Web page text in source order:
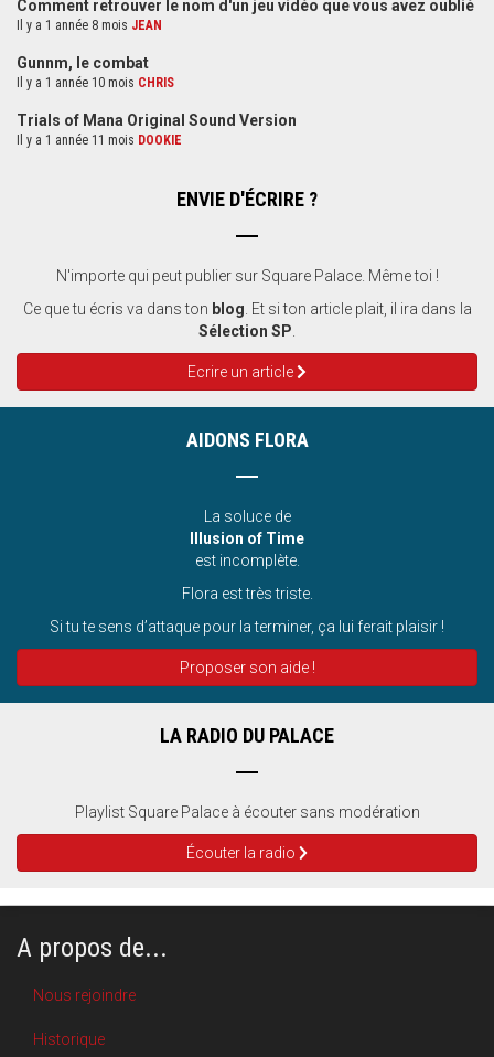
Comment retrouver le nom d'un jeu vidéo que vous avez oublié
Il y a 1 année 8 mois JEAN
Gunnm, le combat
Il y a 1 année 10 mois CHRIS
Trials of Mana Original Sound Version
Il y a 1 année 11 mois DOOKIE
ENVIE D'ÉCRIRE ?
N'importe qui peut publier sur Square Palace. Même toi !
Ce que tu écris va dans ton blog. Et si ton article plait, il ira dans la
Sélection SP.
Ecrire un article
AIDONS FLORA
La soluce de
Illusion of Time
est incomplète.
Flora est très triste.
Si tu te sens d’attaque pour la terminer, ça lui ferait plaisir !
Proposer son aide !
LA RADIO DU PALACE
Playlist Square Palace à écouter sans modération
Écouter la radio
A propos de...
Nous rejoindre
Historique